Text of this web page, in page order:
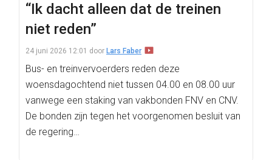
“Ik dacht alleen dat de treinen
niet reden”
24 juni 2026 12:01 door Lars Faber
Bus- en treinvervoerders reden deze
woensdagochtend niet tussen 04.00 en 08.00 uur
vanwege een staking van vakbonden FNV en CNV.
De bonden zijn tegen het voorgenomen besluit van
de regering…